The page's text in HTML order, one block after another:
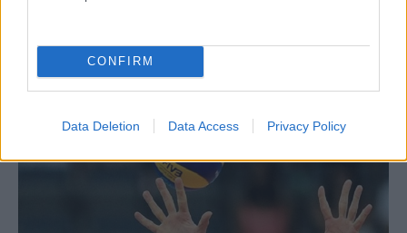
CONFIRM
Data Deletion Data Access Privacy Policy
επιλαχούσες ομάδες τηςPre Leagueσυνεχίζονται με την Β
Φάση και την 2η αγωνιστική...